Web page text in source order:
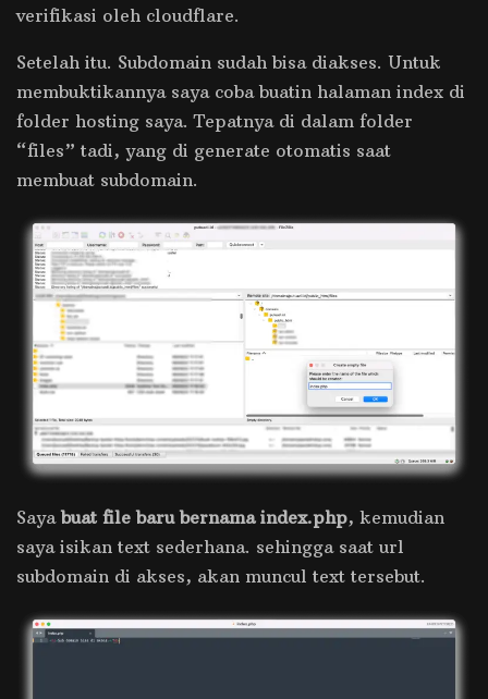
verifikasi oleh cloudflare.
Setelah itu. Subdomain sudah bisa diakses. Untuk
membuktikannya saya coba buatin halaman index di
folder hosting saya. Tepatnya di dalam folder
“files” tadi, yang di generate otomatis saat
membuat subdomain.
Sayabuat file baru bernama index.php, kemudian
saya isikan text sederhana. sehingga saat url
subdomain di akses, akan muncul text tersebut.